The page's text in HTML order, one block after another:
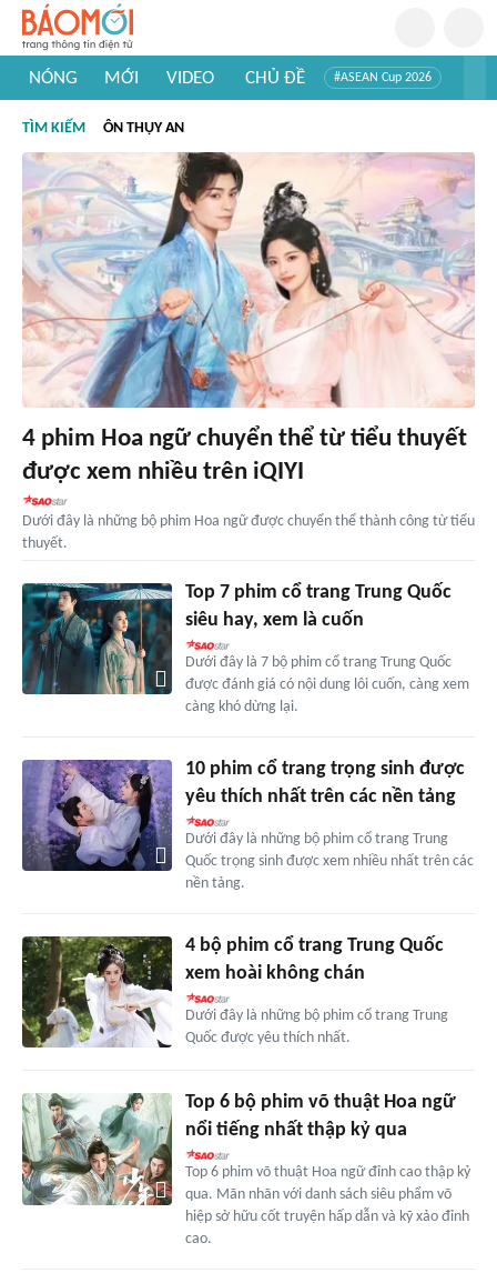
NÓNG MỚI VIDEO CHỦ ĐỀ #ASEAN Cup 2026
#Khám phá thế giới
TÌM KIẾM ÔN THỤY AN
4 phim Hoa ngữ chuyển thể từ tiểu thuyết
được xem nhiều trên iQIYI
Dưới đây là những bộ phim Hoa ngữ được chuyển thể thành công từ tiểu
thuyết.
Top 7 phim cổ trang Trung Quốc
siêu hay, xem là cuốn
Dưới đây là 7 bộ phim cổ trang Trung Quốc
được đánh giá có nội dung lôi cuốn, càng xem
càng khó dừng lại.
10 phim cổ trang trọng sinh được
yêu thích nhất trên các nền tảng
Dưới đây là những bộ phim cổ trang Trung
Quốc trọng sinh được xem nhiều nhất trên các
nền tảng.
4 bộ phim cổ trang Trung Quốc
xem hoài không chán
Dưới đây là những bộ phim cổ trang Trung
Quốc được yêu thích nhất.
Top 6 bộ phim võ thuật Hoa ngữ
nổi tiếng nhất thập kỷ qua
Top 6 phim võ thuật Hoa ngữ đỉnh cao thập kỷ
qua. Mãn nhãn với danh sách siêu phẩm võ
hiệp sở hữu cốt truyện hấp dẫn và kỹ xảo đỉnh
cao.